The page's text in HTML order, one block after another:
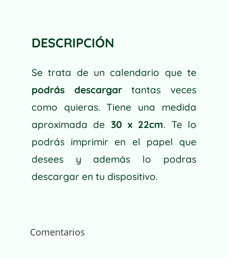
DESCRIPCIÓN
Se trata de un calendario que te
podrás descargartantas veces
como quieras. Tiene una medida
aproximada de 30 x 22cm. Te lo
podrás imprimir en el papel que
desees y además lo podras
descargar en tu dispositivo.
Comentarios